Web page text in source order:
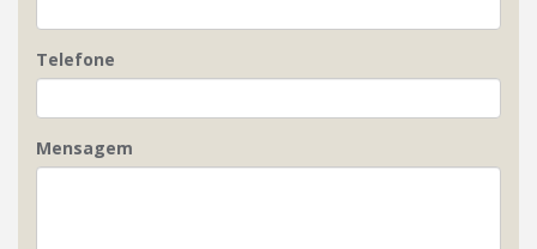
Telefone
Mensagem